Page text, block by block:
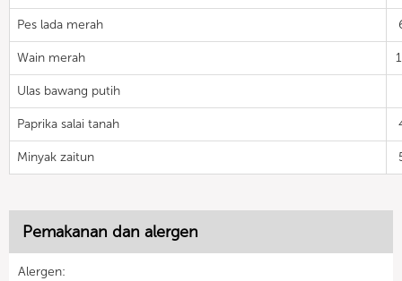
Pes lada merah
Wain merah
Ulas bawang putih
Paprika salai tanah
Minyak zaitun
Pemakanan dan alergen
Alergen: